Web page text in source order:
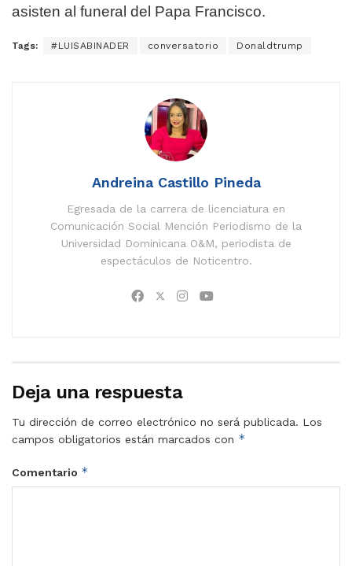
asisten al funeral del Papa Francisco.
Tags: #LUISABINADER conversatorio Donaldtrump
Andreina Castillo Pineda
Egresada de la carrera de licenciatura en
Comunicación Social Mención Periodismo de la
Universidad Dominicana O&M, periodista de
espectáculos de Noticentro.
Deja una respuesta
Tu dirección de correo electrónico no será publicada. Los
campos obligatorios están marcados con *
Comentario *